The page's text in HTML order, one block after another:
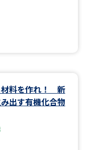
材料を作れ！ 新
出す有機化合物